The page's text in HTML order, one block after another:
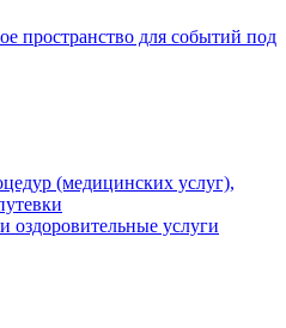
пространство для событий под
(медицинских услуг),
услуги